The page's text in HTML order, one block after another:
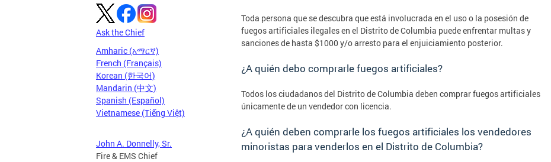
Ask the Chief
Amharic (አማርኛ)
French (Français)
Korean (한국어)
Mandarin (中文)
Spanish (Español)
Vietnamese (Tiếng Việt)
John A. Donnelly, Sr.
Fire & EMS Chief
Toda persona que se descubra que está involucrada en el uso o la posesión de
fuegos artificiales ilegales en el Distrito de Columbia puede enfrentar multas y
sanciones de hasta $1000 y/o arresto para el enjuiciamiento posterior.
¿A quién debo comprarle fuegos artificiales?
Todos los ciudadanos del Distrito de Columbia deben comprar fuegos artificiales
únicamente de un vendedor con licencia.
¿A quién deben comprarle los fuegos artificiales los vendedores
minoristas para venderlos en el Distrito de Columbia?